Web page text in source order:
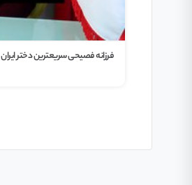
آماده ای کسب کار خودتو شروع کنی؟